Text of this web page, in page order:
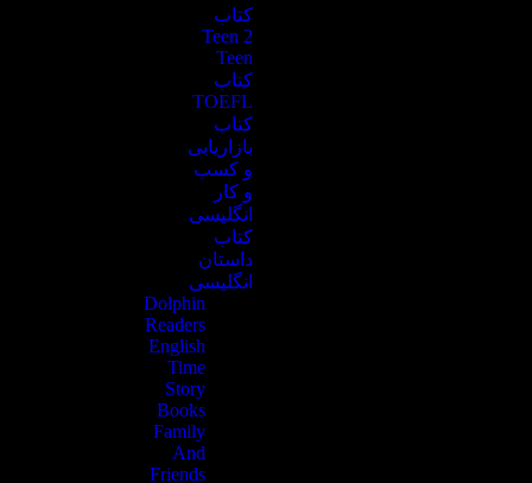
کتاب
Teen 2
Teen
کتاب
TOEFL
کتاب
بازاریابی
و کسب
و کار
انگلیسی
کتاب
داستان
انگلیسی
Dolphin
Readers
English
Time
Story
Books
Family
And
Friends